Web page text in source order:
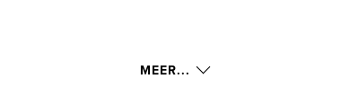
MEER...